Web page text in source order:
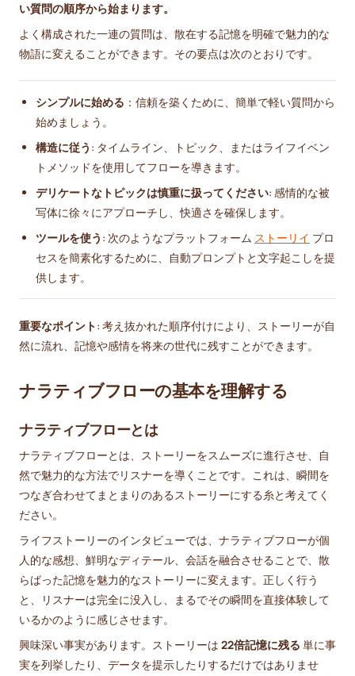
い質問の順序から始まります。
よく構成された一連の質問は、散在する記憶を明確で魅力的な
物語に変えることができます。その要点は次のとおりです。
シンプルに始める ：信頼を築くために、簡単で軽い質問から
始めましょう。
構造に従う : タイムライン、トピック、またはライフイベン
トメソッドを使用してフローを導きます。
デリケートなトピックは慎重に扱ってください: 感情的な被
写体に徐々にアプローチし、快適さを確保します。
ツールを使う : 次のようなプラットフォーム ストーリイ プロ
セスを簡素化するために、自動プロンプトと文字起こしを提
供します。
重要なポイント: 考え抜かれた順序付けにより、ストーリーが自
然に流れ、記憶や感情を将来の世代に残すことができます。
ナラティブフローの基本を理解する
ナラティブフローとは
ナラティブフローとは、ストーリーをスムーズに進行させ、自
然で魅力的な方法でリスナーを導くことです。これは、瞬間を
つなぎ合わせてまとまりのあるストーリーにする糸と考えてく
ださい。
ライフストーリーのインタビューでは、ナラティブフローが個
人的な感想、鮮明なディテール、会話を融合させることで、散
らばった記憶を魅力的なストーリーに変えます。正しく行う
と、リスナーは完全に没入し、まるでその瞬間を直接体験して
いるかのように感じさせます。
興味深い事実があります。ストーリーは 22倍記憶に残る 単に事
実を列挙したり、データを提示したりするだけではありませ